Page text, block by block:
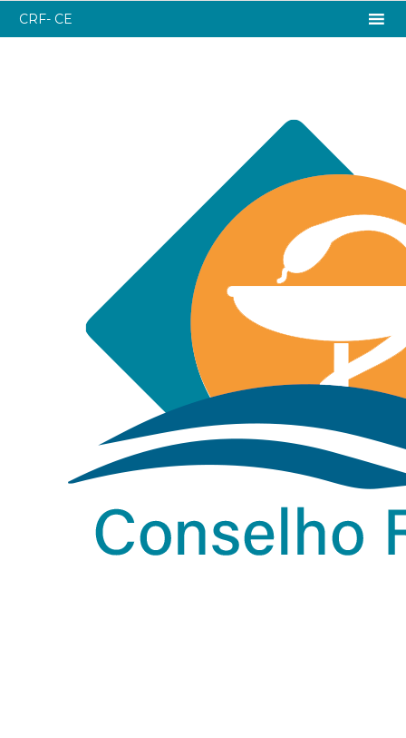
CRF- CE